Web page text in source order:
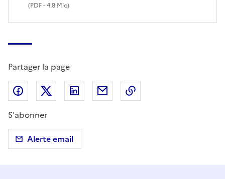
(PDF- 4.8 Mio)
Partager la page
Partager sur Facebook
Partager sur X (anciennement Twitter)
Partager sur LinkedIn
Partager par email
S'abonner
Alerte email